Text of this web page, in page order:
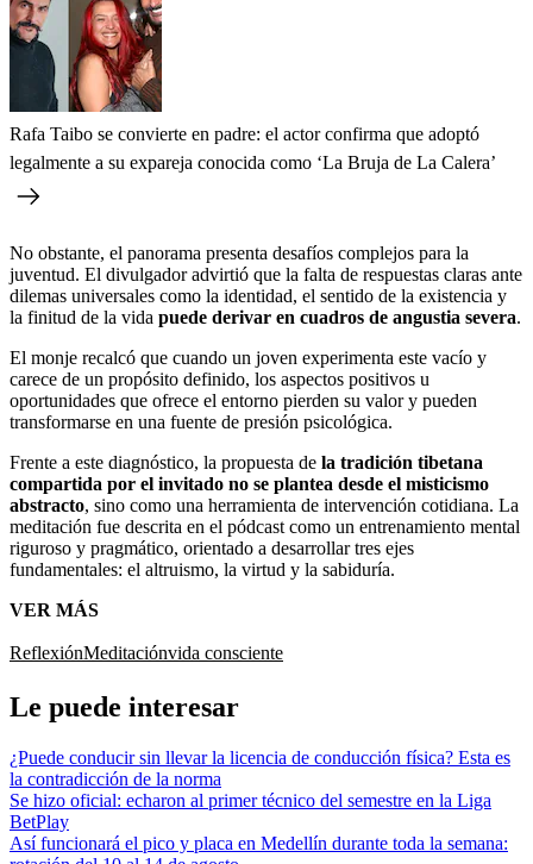
Rafa Taibo se convierte en padre: el actor confirma que adoptó
legalmente a su expareja conocida como ‘La Bruja de La Calera’
No obstante, el panorama presenta desafíos complejos para la
juventud. El divulgador advirtió que la falta de respuestas claras ante
dilemas universales como la identidad, el sentido de la existencia y
la finitud de la vida puede derivar en cuadros de angustia severa.
El monje recalcó que cuando un joven experimenta este vacío y
carece de un propósito definido, los aspectos positivos u
oportunidades que ofrece el entorno pierden su valor y pueden
transformarse en una fuente de presión psicológica.
Frente a este diagnóstico, la propuesta de la tradición tibetana
compartida por el invitado no se plantea desde el misticismo
abstracto, sino como una herramienta de intervención cotidiana. La
meditación fue descrita en el pódcast como un entrenamiento mental
riguroso y pragmático, orientado a desarrollar tres ejes
fundamentales: el altruismo, la virtud y la sabiduría.
VER MÁS
ReflexiónMeditaciónvida consciente
Le puede interesar
¿Puede conducir sin llevar la licencia de conducción física? Esta es
la contradicción de la norma
Se hizo oficial: echaron al primer técnico del semestre en la Liga
BetPlay
Así funcionará el pico y placa en Medellín durante toda la semana: